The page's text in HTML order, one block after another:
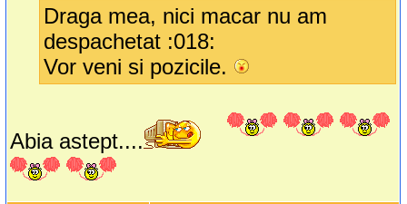
Draga mea, nici macar nu am
despachetat :018:
Vor veni si pozicile.
Abia astept....